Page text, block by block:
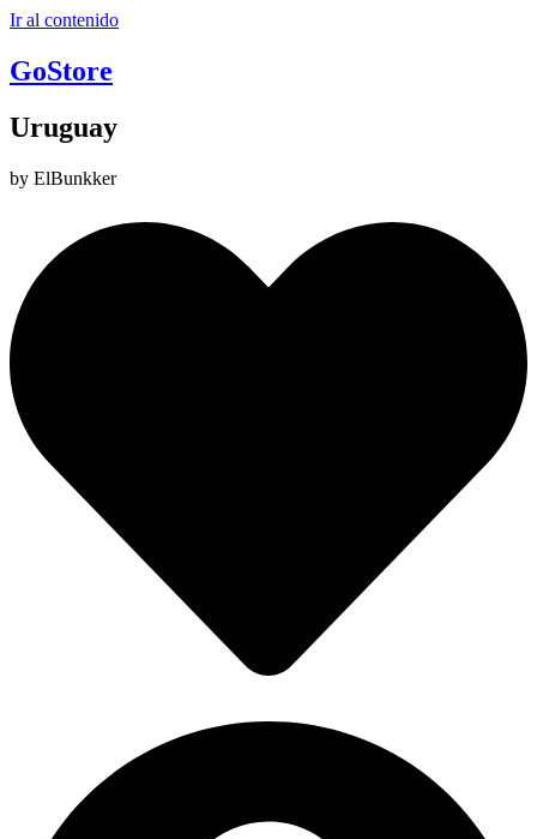
Ir al contenido
GoStore
Uruguay
by ElBunkker